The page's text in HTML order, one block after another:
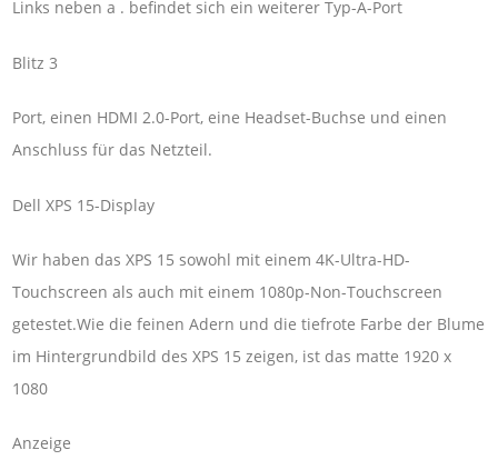
Links neben a . befindet sich ein weiterer Typ-A-Port
Blitz 3
Port, einen HDMI 2.0-Port, eine Headset-Buchse und einen
Anschluss für das Netzteil.
Dell XPS 15-Display
Wir haben das XPS 15 sowohl mit einem 4K-Ultra-HD-
Touchscreen als auch mit einem 1080p-Non-Touchscreen
getestet.Wie die feinen Adern und die tiefrote Farbe der Blume
im Hintergrundbild des XPS 15 zeigen, ist das matte 1920 x
1080
Anzeige